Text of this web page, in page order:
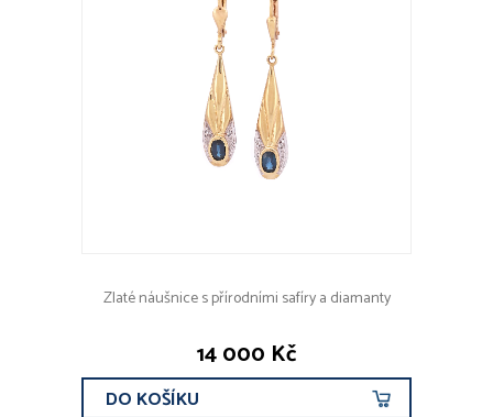
Zlaté náušnice s přírodními safíry a diamanty
14 000 Kč
DO KOŠÍKU